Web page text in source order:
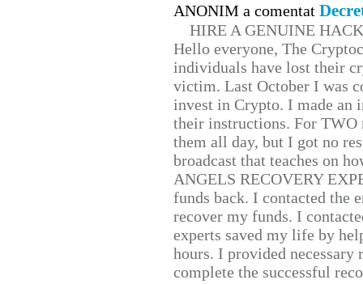
ANONIM a comentat
HIRE A GENUINE
Hello everyone, The
individuals have lost their
victim. Last October I was
invest in Crypto. I made
their instructions. For TWO
them all day, but I got no
broadcast that teaches on
ANGELS RECOVERY
funds back. I contacted the
recover my funds. I
experts saved my life by
hours. I provided
complete the successful